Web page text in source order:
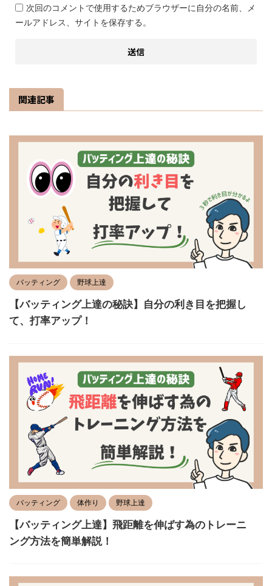
次回のコメントで使用するためブラウザーに自分の名前、メ
ールアドレス、サイトを保存する。
関連記事
バッティング 野球上達
【バッティング上達の秘訣】自分の利き目を把握し
て、打率アップ！
バッティング 体作り 野球上達
【バッティング上達】飛距離を伸ばす為のトレーニ
ング方法を簡単解説！